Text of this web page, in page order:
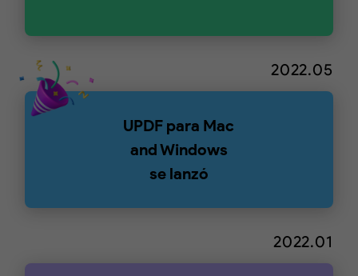
2022.05
UPDF para Mac
and Windows
se lanzó
2022.01